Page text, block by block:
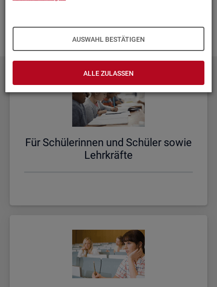
AUSWAHL BESTÄTIGEN
ALLE ZULASSEN
das gern in un­se­re Pla­nun­gen auf.
Für Schü­le­rin­nen und Schü­ler sowie
Lehr­kräf­te